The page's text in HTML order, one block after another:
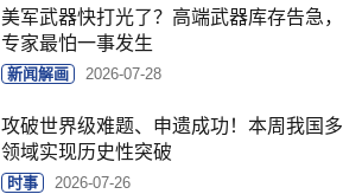
美军武器快打光了？高端武器库存告急，
专家最怕一事发生
新闻解画 2026-07-28
攻破世界级难题、申遗成功！本周我国多
领域实现历史性突破
时事 2026-07-26